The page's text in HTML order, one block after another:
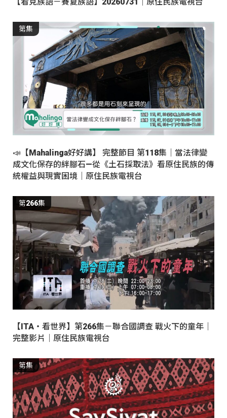
第集
📣【Mahalinga好好講】 完整節目 第118集｜當法律變
成文化保存的絆腳石—從《土石採取法》看原住民族的傳
統權益與現實困境｜原住民族電視台
第266集
【ITA・看世界】第266集－聯合國調查 戰火下的童年｜
完整影片｜原住民族電視台
第集